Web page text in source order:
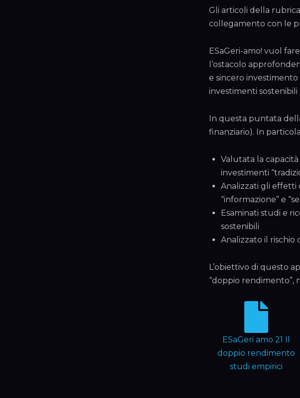
Gli articoli della
collegamento con le
ESaGeri-amo! vuol
l’ostacolo
e sincero
investimenti
In questa puntata
finanziario). In
Valutata la
investimenti
Analizzati gli effetti
“informazione” e
Esaminati studi e
sostenibili
Analizzato il rischio
L’obiettivo di questo
“doppio rendimento”,
ESaGeri amo 21 Il
doppio rendimento
studi empirici